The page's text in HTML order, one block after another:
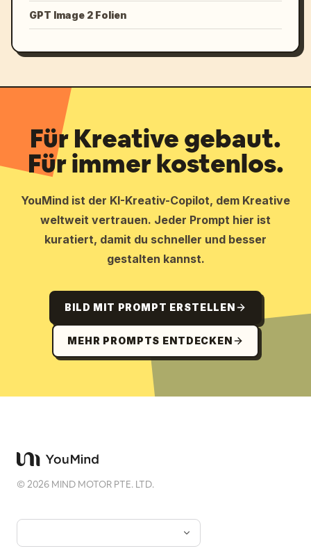
GPT Image 2 Folien
Für Kreative gebaut.
Für immer kostenlos.
YouMind ist der KI-Kreativ-Copilot, dem Kreative
weltweit vertrauen. Jeder Prompt hier ist
kuratiert, damit du schneller und besser
gestalten kannst.
BILD MIT PROMPT ERSTELLEN
MEHR PROMPTS ENTDECKEN
©2026 MIND MOTOR PTE. LTD.